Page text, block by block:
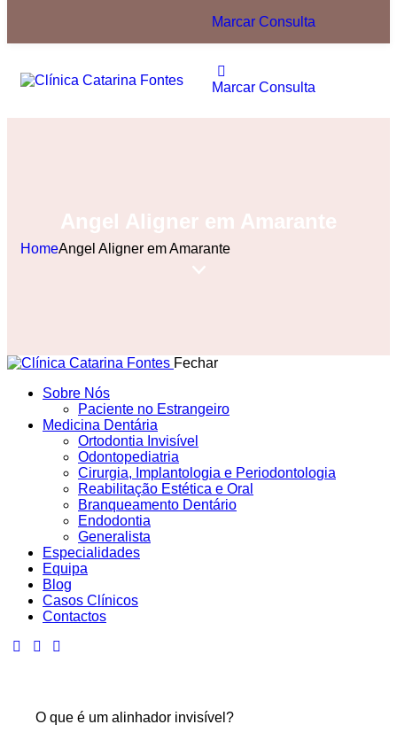
Marcar Consulta
Marcar Consulta
Angel Aligner em Amarante
HomeAngel Aligner em Amarante
Fechar
Sobre Nós
Paciente no Estrangeiro
Medicina Dentária
Ortodontia Invisível
Odontopediatria
Cirurgia, Implantologia e Periodontologia
Reabilitação Estética e Oral
Branqueamento Dentário
Endodontia
Generalista
Especialidades
Equipa
Blog
Casos Clínicos
Contactos
O que é um alinhador invisível?